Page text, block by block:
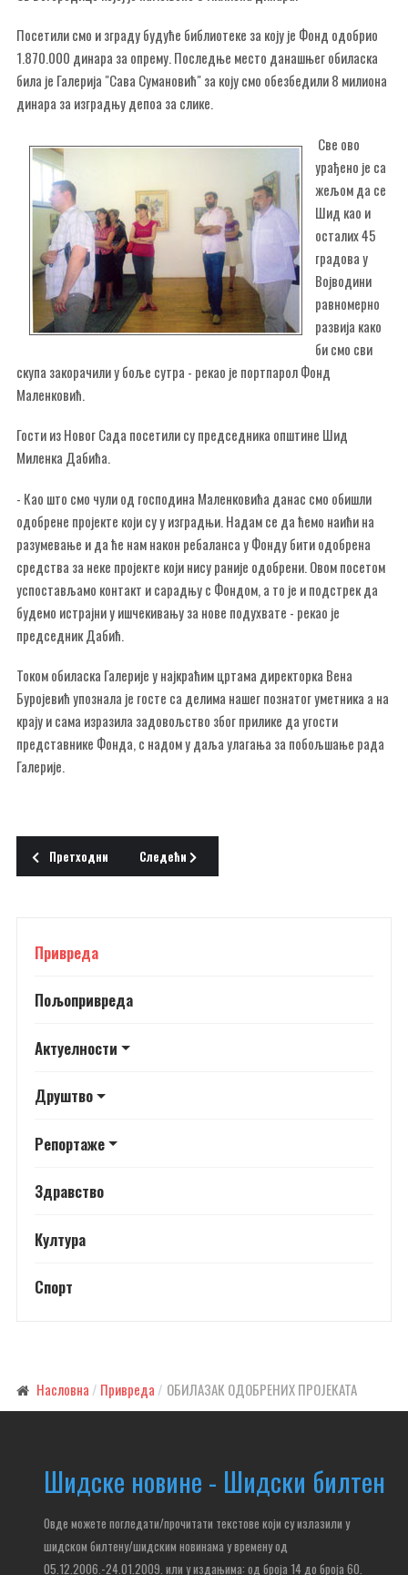
Посетили смо и зграду будуће библиотеке за коју је Фонд одобрио
1.870.000 динара за опрему. Последње место данашњег обиласка
била је Галерија "Сава Сумановић" за коју смо обезбедили 8 милиона
динара за изградњу депоа за слике.
Све ово
урађено је са
жељом да се
Шид као и
осталих 45
градова у
Војводини
равномерно
развија како
би смо сви
скупа закорачили у боље сутра - рекао је портпарол Фонд
Маленковић.
Гости из Новог Сада посетили су председника општине Шид
Миленка Дабића.
- Као што смо чули од господина Маленковића данас смо обишли
одобрене пројекте који су у изградњи. Надам се да ћемо наићи на
разумевање и да ће нам након ребаланса у Фонду бити одобрена
средства за неке пројекте који нису раније одобрени. Овом посетом
успостављамо контакт и сарадњу с Фондом, а то је и подстрек да
будемо истрајни у ишчекивању за нове подухвате - рекао је
председник Дабић.
Током обиласка Галерије у најкраћим цртама директорка Вена
Буројевић упознала је госте са делима нашег познатог уметника а на
крају и сама изразила задовољство због прилике да угости
представнике Фонда, с надом у даља улагања за побољшање рада
Галерије.
Претходни чланак: НОВИ СИЛОСИ
Претходни Следећи чланак: ИНДУСТРИЈСКЕ ЗОНЕ ЗА РАЗВОЈ
Следећи
Привреда
Пољопривреда
Актуелности
Друштво
Репортаже
Здравство
Култура
Спорт
Насловна Привреда ОБИЛАЗАК ОДОБРЕНИХ ПРОЈЕКАТА
Шидске новине - Шидски билтен
Овде можете погледати/прочитати текстове који су излазили у
шидском билтену/шидским новинама у времену од
05.12.2006.-24.01.2009. или у издањима: од броја 14 до броја 60.